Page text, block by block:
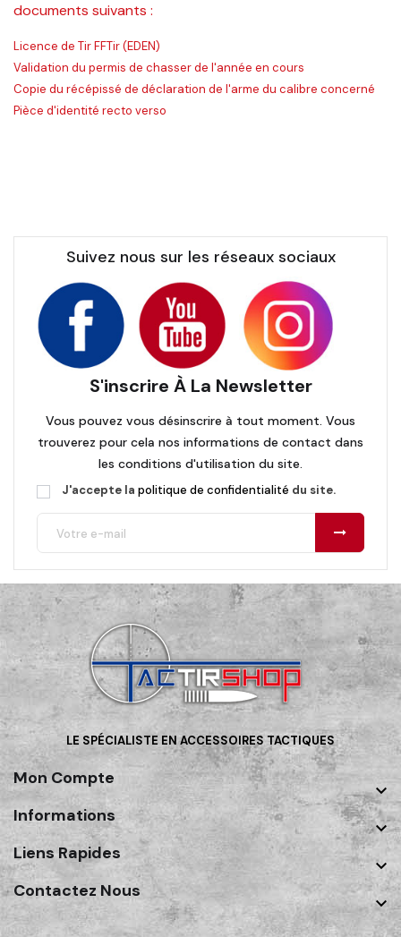
documents suivants :
Licence de Tir FFTir (EDEN)
Validation du permis de chasser de l'année en cours
Copie du récépissé de déclaration de l'arme du calibre concerné
Pièce d'identité recto verso
Suivez nous sur les réseaux sociaux
S'inscrire À La Newsletter
Vous pouvez vous désinscrire à tout moment. Vous
trouverez pour cela nos informations de contact dans
les conditions d'utilisation du site.
J'accepte la politique de confidentialité du site.
LE SPÉCIALISTE EN ACCESSOIRES TACTIQUES
Mon Compte

Informations

Liens Rapides

Contactez Nous
